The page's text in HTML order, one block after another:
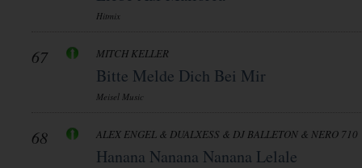
Hitmix
67 MITCH KELLER
Bitte Melde Dich Bei Mir
Meisel Music
68 ALEX ENGEL & DUALXESS & DJ BALLETON & NERO 710
Hanana Nanana Nanana Lelale